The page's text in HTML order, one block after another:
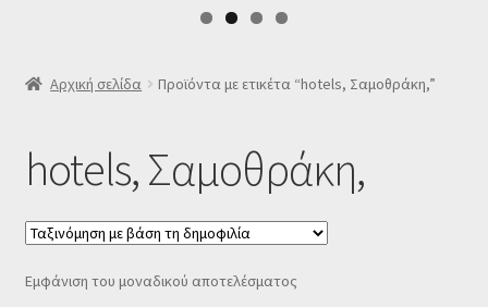
SLIDERΑρχική σελίδα Προϊόντα με ετικέτα “hotels, Σαμοθράκη,”
hotels, Σαμοθράκη,
Εμφάνιση του μοναδικού αποτελέσματος